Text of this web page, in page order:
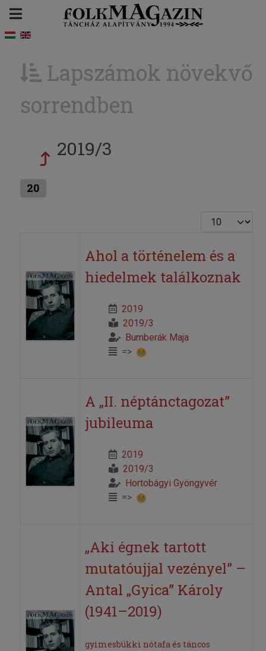
Lapszámok növekvő
sorrendben
2019/3
20
Tételek #
Ahol a történelem és a
hiedelmek találkoznak
2019
2019/3
Bumberák Maja
=>
A „II. néptánctagozat”
jubileuma
2019
2019/3
Hortobágyi Gyöngyvér
=>
„Aki égnek tartott
mutatóujjal vezényel” –
Antal „Gyica” Károly
(1941–2019)
gyimesbükki nótafa és táncos